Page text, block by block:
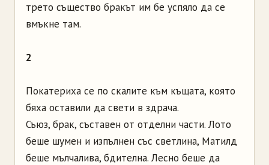
трето същество бракът им бе успяло да се
вмъкне там.
2
Покатериха се по скалите към къщата, която
бяха оставили да свети в здрача.
Съюз, брак, съставен от отделни части. Лото
беше шумен и изпълнен със светлина, Матилд
беше мълчалива, бдителна. Лесно беше да